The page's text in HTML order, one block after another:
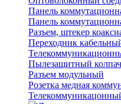
Панель
Панель
Разъем, штекер
Переходник
Пылезащитный
Разъем модульный
Розетка медная